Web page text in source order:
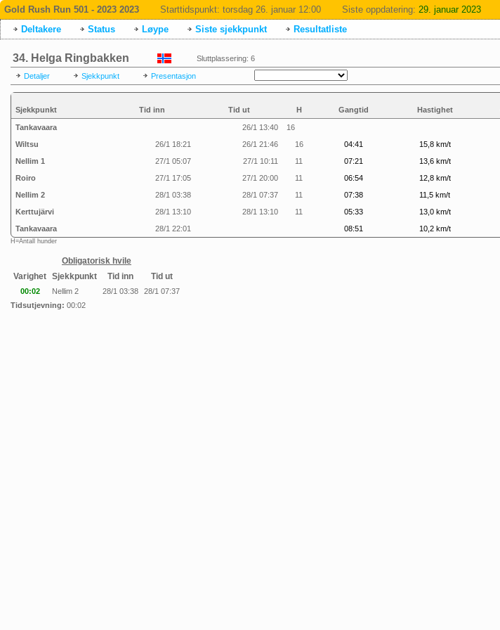
Gold Rush Run 501 - 2023 2023 Starttidspunkt: torsdag 26. januar 12:00 Siste oppdatering: 29. januar 2023
Deltakere Status Løype Siste sjekkpunkt Resultatliste
34. Helga Ringbakken Sluttplassering: 6
Detaljer Sjekkpunkt Presentasjon
Sjekkpunkt Tid inn Tid ut H Gangtid Hastighet
Tankavaara 26/1 13:40
16
Wiltsu
26/1 18:21 26/1 21:46 16 04:41 15,8 km/t
Nellim 1
27/1 05:07 27/1 10:11 11 07:21 13,6 km/t
Roiro
27/1 17:05 27/1 20:00 11 06:54 12,8 km/t
Nellim 2
28/1 03:38 28/1 07:37 11 07:38 11,5 km/t
Kerttujärvi
28/1 13:10 28/1 13:10 11 05:33 13,0 km/t
Tankavaara
28/1 22:01 08:51 10,2 km/t
H=Antall hunder
Obligatorisk hvile
Varighet Sjekkpunkt Tid inn Tid ut
00:02 Nellim 2 28/1 03:38
28/1 07:37
Tidsutjevning: 00:02